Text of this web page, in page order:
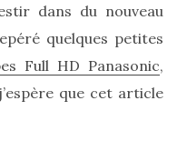
dans du nouveau
quelques petites
Full HD Panasonic,
que cet article